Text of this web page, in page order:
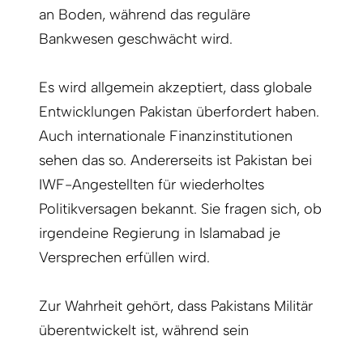
an Boden, während das reguläre
Bankwesen geschwächt wird.
Es wird allgemein akzeptiert, dass globale
Entwicklungen Pakistan überfordert haben.
Auch internationale Finanzinstitutionen
sehen das so. Andererseits ist Pakistan bei
IWF-Angestellten für wiederholtes
Politikversagen bekannt. Sie fragen sich, ob
irgendeine Regierung in Islamabad je
Versprechen erfüllen wird.
Zur Wahrheit gehört, dass Pakistans Militär
überentwickelt ist, während sein